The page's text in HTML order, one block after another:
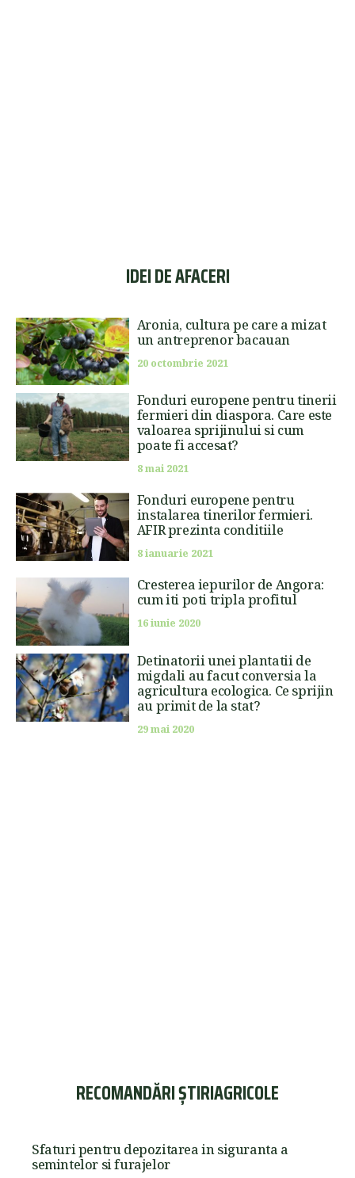
IDEI DE AFACERI
Aronia, cultura pe care a mizat
un antreprenor bacauan
20 octombrie 2021
Fonduri europene pentru tinerii
fermieri din diaspora. Care este
valoarea sprijinului si cum
poate fi accesat?
8 mai 2021
Fonduri europene pentru
instalarea tinerilor fermieri.
AFIR prezinta conditiile
8 ianuarie 2021
Cresterea iepurilor de Angora:
cum iti poti tripla profitul
16 iunie 2020
Detinatorii unei plantatii de
migdali au facut conversia la
agricultura ecologica. Ce sprijin
au primit de la stat?
29 mai 2020
RECOMANDĂRI ȘTIRIAGRICOLE
Sfaturi pentru depozitarea in siguranta a
semintelor si furajelor